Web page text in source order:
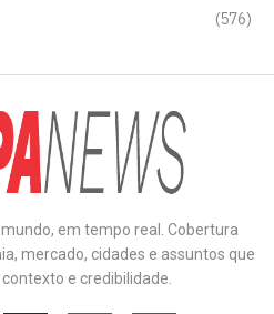
(576)
em tempo real. Cobertura
mercado, cidades e assuntos que
e credibilidade.